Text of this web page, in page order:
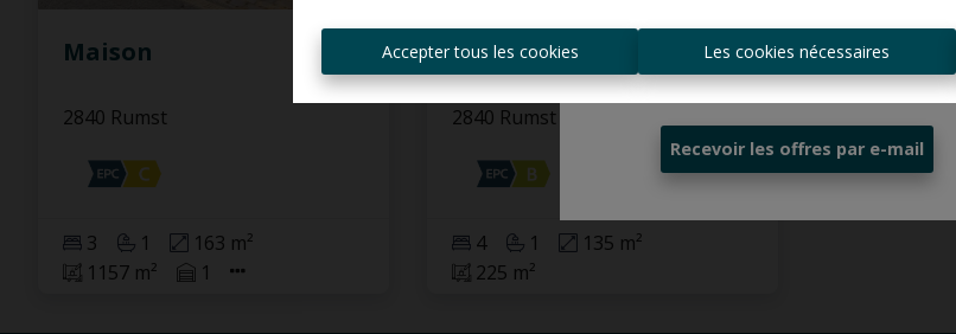
Accepter tous les cookies Les cookies nécessaires
Maison
2840 Rumst
3 1
163 m²
1157 m²
1
Maison
2840 Rumst
4 1
135 m²
225 m²
Toujours être le premier informé
nouvelles offres ?
Recevoir les offres par e-mail